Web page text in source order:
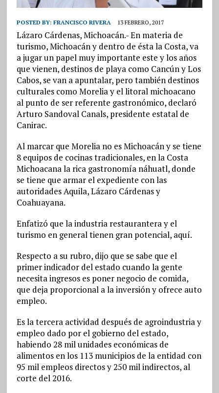
POSTED BY: FRANCISCO RIVERA 13 FEBRERO, 2017
Lázaro Cárdenas, Michoacán.- En materia de
turismo, Michoacán y dentro de ésta la Costa, va
a jugar un papel muy importante este y los años
que vienen, destinos de playa como Cancún y Los
Cabos, se van a apuntalar, pero también destinos
culturales como Morelia y el litoral michoacano
al punto de ser referente gastronómico, declaró
Arturo Sandoval Canals, presidente estatal de
Canirac.
Al marcar que Morelia no es Michoacán y se tiene
8 equipos de cocinas tradicionales, en la Costa
Michoacana la rica gastronomía náhuatl, donde
se tiene que armar el expediente con las
autoridades Aquila, Lázaro Cárdenas y
Coahuayana.
Enfatizó que la industria restaurantera y el
turismo en general tienen gran potencial, aquí.
Respecto a su rubro, dijo que se sabe que el
primer indicador del estado cuando la gente
necesita ingresos es poner negocio de comida,
que deja proporcional a la inversión y ofrece auto
empleo.
Es la tercera actividad después de agroindustria y
empleo dado por el gobierno del estado,
habiendo 28 mil unidades económicas de
alimentos en los 113 municipios de la entidad con
95 mil empleos directos y 250 mil indirectos, al
corte del 2016.